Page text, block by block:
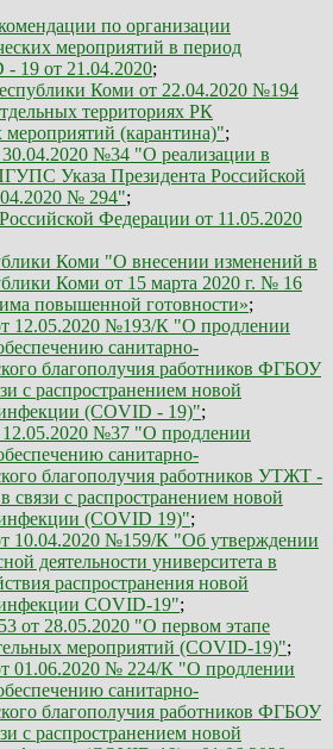
по организации
мероприятий в период
19 от 21.04.2020;
Коми от 22.04.2020 №194
территориях РК
мероприятий (карантина)";
№34 "О реализации в
Указа Президента Российской
№ 294";
Федерации от 11.05.2020
Коми "О внесении изменений в
Коми от 15 марта 2020 г. № 16
повышенной готовности»;
12.05.2020 №193/К "О продлении
санитарно-
благополучия работников ФГБОУ
с распространением новой
(COVID - 19)";
№37 "О продлении
санитарно-
благополучия работников УТЖТ -
с распространением новой
(COVID 19)";
10.04.2020 №159/К "Об утверждении
деятельности университета в
распространения новой
COVID-19";
от 28.05.2020 "О первом этапе
мероприятий (COVID-19)";
01.06.2020 № 224/К "О продлении
санитарно-
благополучия работников ФГБОУ
с распространением новой